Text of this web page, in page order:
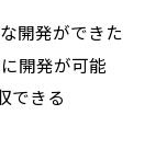
開発ができた
開発が可能
できる